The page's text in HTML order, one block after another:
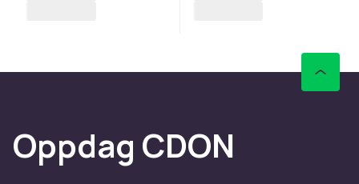
Oppdag CDON